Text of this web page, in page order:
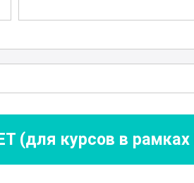
(для курсов в